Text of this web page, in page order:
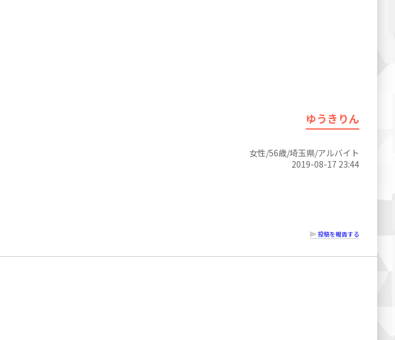
ゆうきりん
女性/56歳/埼玉県/アルバイト
2019-08-17 23:44
投稿を報告する